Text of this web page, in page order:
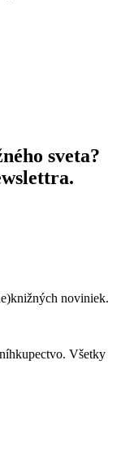
sveta?
noviniek.
Všetky